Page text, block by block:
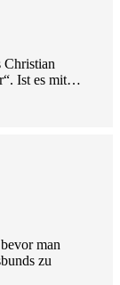
Christian
Ist es mit…
man
zu